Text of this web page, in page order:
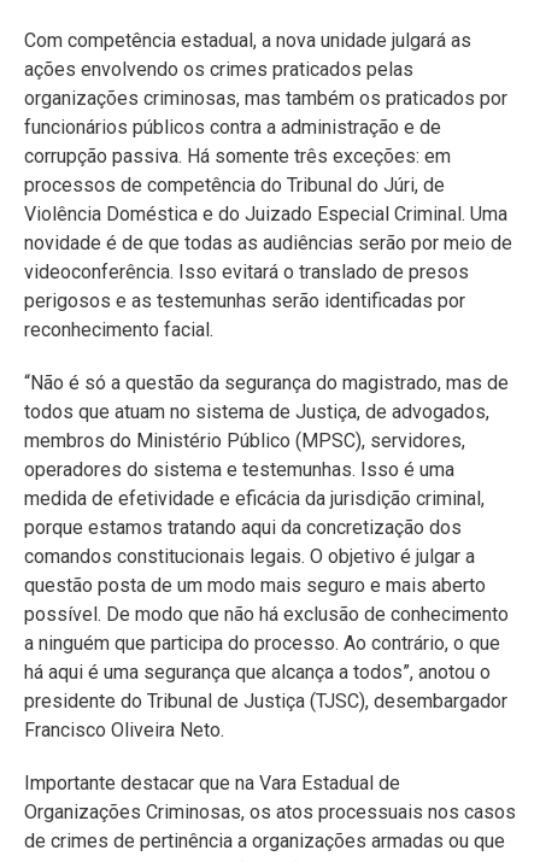
Com competência estadual, a nova unidade julgará as
ações envolvendo os crimes praticados pelas
organizações criminosas, mas também os praticados por
funcionários públicos contra a administração e de
corrupção passiva. Há somente três exceções: em
processos de competência do Tribunal do Júri, de
Violência Doméstica e do Juizado Especial Criminal. Uma
novidade é de que todas as audiências serão por meio de
videoconferência. Isso evitará o translado de presos
perigosos e as testemunhas serão identificadas por
reconhecimento facial.
“Não é só a questão da segurança do magistrado, mas de
todos que atuam no sistema de Justiça, de advogados,
membros do Ministério Público (MPSC), servidores,
operadores do sistema e testemunhas. Isso é uma
medida de efetividade e eficácia da jurisdição criminal,
porque estamos tratando aqui da concretização dos
comandos constitucionais legais. O objetivo é julgar a
questão posta de um modo mais seguro e mais aberto
possível. De modo que não há exclusão de conhecimento
a ninguém que participa do processo. Ao contrário, o que
há aqui é uma segurança que alcança a todos”, anotou o
presidente do Tribunal de Justiça (TJSC), desembargador
Francisco Oliveira Neto.
Importante destacar que na Vara Estadual de
Organizações Criminosas, os atos processuais nos casos
de crimes de pertinência a organizações armadas ou que